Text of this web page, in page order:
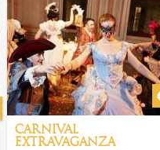
CARNIVAL
EXTRAVAGANZA